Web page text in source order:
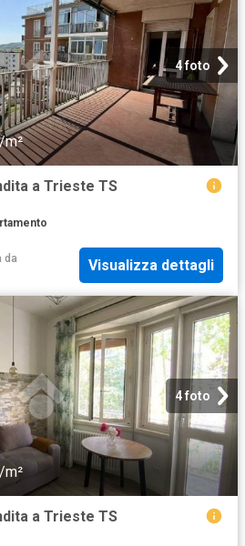
4 foto
m²
a Trieste TS
da
Visualizza dettagli
4 foto
m²
a Trieste TS